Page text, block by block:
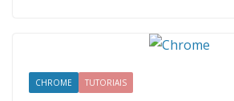
CHROME TUTORIAIS